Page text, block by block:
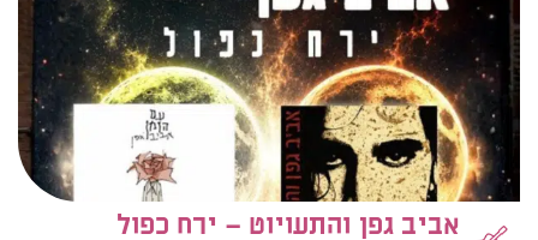
אביב גפן והתעויוט – ירח כפול